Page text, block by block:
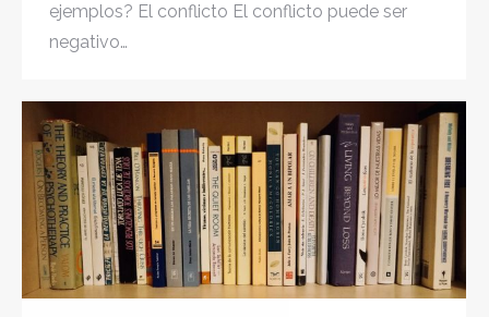
ejemplos? El conflicto El conflicto puede ser
negativo…